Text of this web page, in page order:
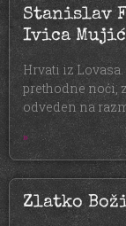
Stanislav
Ivica Mujić
Hrvati iz Lovasa.
prethodne noći,
odveden na
»
Zlatko